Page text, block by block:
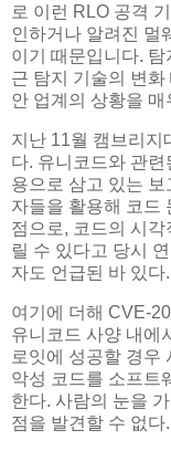
로 이런 RLO 공격
인하거나 알려진 멀
이기 때문입니다. 탐
근 탐지 기술의 변
안 업계의 상황을
지난 11월 캠브리지
다. 유니코드와 관
용으로 삼고 있는
자들을 활용해 코드
점으로, 코드의 시
릴 수 있다고 당시
자도 언급된 바 있다.
여기에 더해 CVE-
유니코드 사양 내에
로잇에 성공할 경우
악성 코드를 소프트
한다. 사람의 눈을
점을 발견할 수 없다.